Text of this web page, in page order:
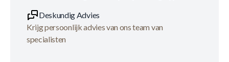
Deskundig Advies
Krijg persoonlijk advies van ons team van
specialisten